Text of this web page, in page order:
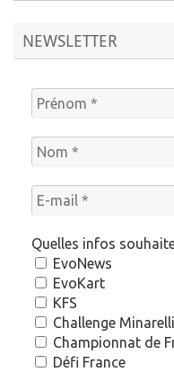
NEWSLETTER
Quelles infos
EvoNews
EvoKart
KFS
Challenge Minarelli
Championnat de
Défi France